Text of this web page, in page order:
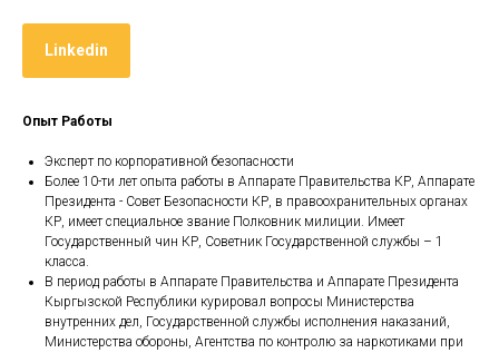
Linkedin
Опыт Работы
Эксперт по корпоративной безопасности
Более 10-ти лет опыта работы в Аппарате Правительства КР, Аппарате
Президента - Совет Безопасности КР, в правоохранительных органах
КР, имеет специальное звание Полковник милиции. Имеет
Государственный чин КР, Советник Государственной службы – 1
класса.
В период работы в Аппарате Правительства и Аппарате Президента
Кыргызской Республики курировал вопросы Министерства
внутренних дел, Государственной службы исполнения наказаний,
Министерства обороны, Агентства по контролю за наркотиками при